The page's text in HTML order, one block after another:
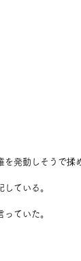
発動しそうで揉
ている。
ていた。